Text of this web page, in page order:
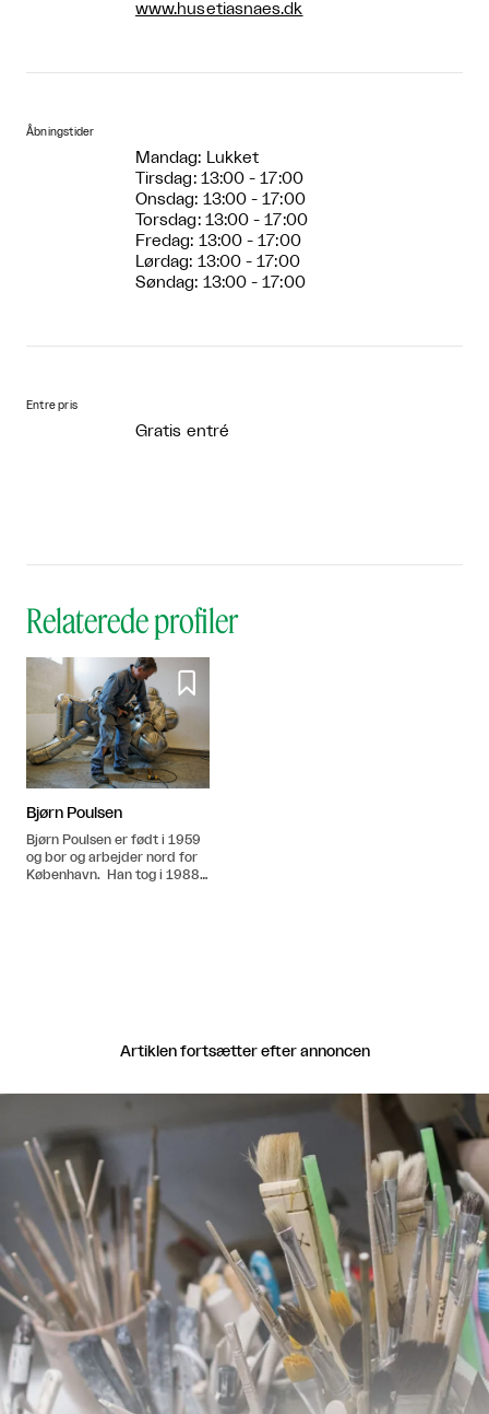
www.husetiasnaes.dk
Åbningstider
Mandag: Lukket
Tirsdag: 13:00 - 17:00
Onsdag: 13:00 - 17:00
Torsdag: 13:00 - 17:00
Fredag: 13:00 - 17:00
Lørdag: 13:00 - 17:00
Søndag: 13:00 - 17:00
Entre pris
Gratis entré
Relaterede profiler

Bjørn Poulsen
Bjørn Poulsen er født i 1959
og bor og arbejder nord for
København. Han tog i 1988
Artiklen fortsætter efter annoncen